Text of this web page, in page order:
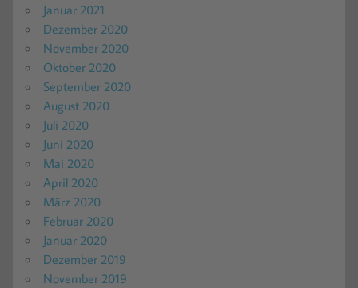
Januar 2021
Dezember 2020
November 2020
Oktober 2020
September 2020
August 2020
Juli 2020
Juni 2020
Mai 2020
April 2020
März 2020
Februar 2020
Januar 2020
Dezember 2019
November 2019